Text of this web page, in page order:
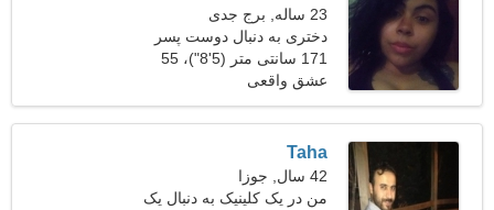
23 ساله, برج جدی
دختری به دنبال دوست پسر
25-34
171 سانتی متر (5'8")، 55
کیلوگرم (121 پوند)
عشق واقعی
Taha
42 سال, جوزا
من در یک کلینیک به دنبال یک